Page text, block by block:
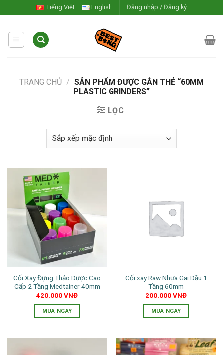
to
content
Tiếng Việt English Đăng nhập / Đăng ký
TRANG CHỦ / SẢN PHẨM ĐƯỢC GẮN THẺ “60MM
PLASTIC GRINDERS”
LỌC
Cối Xay Đựng Thảo Dược Cao
Cấp 2 Tầng Medtainer 40mm
420.000VNĐ
MUA NGAY
Cối xay Raw Nhựa Gai Dầu 1
Tầng 60mm
200.000VNĐ
MUA NGAY